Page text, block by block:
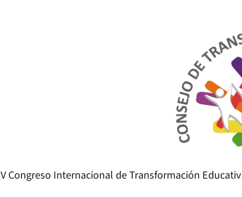
V Congreso Internacional de Transformación